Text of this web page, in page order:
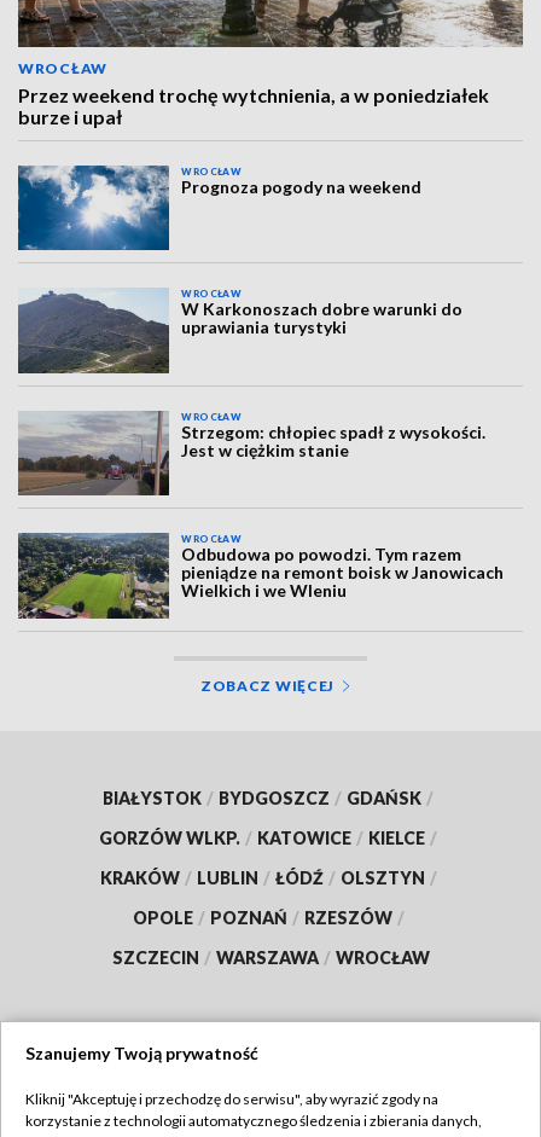
WROCŁAW
Przez weekend trochę wytchnienia, a w poniedziałek
burze i upał
WROCŁAW
Prognoza pogody na weekend
WROCŁAW
W Karkonoszach dobre warunki do
uprawiania turystyki
WROCŁAW
Strzegom: chłopiec spadł z wysokości.
Jest w ciężkim stanie
WROCŁAW
Odbudowa po powodzi. Tym razem
pieniądze na remont boisk w Janowicach
Wielkich i we Wleniu
ZOBACZ WIĘCEJ
BIAŁYSTOK / BYDGOSZCZ / GDAŃSK /
GORZÓW WLKP. / KATOWICE / KIELCE /
KRAKÓW / LUBLIN / ŁÓDŹ / OLSZTYN /
OPOLE / POZNAŃ / RZESZÓW /
SZCZECIN / WARSZAWA / WROCŁAW
TVP
Szanujemy Twoją prywatność
Kliknij "Akceptuję i przechodzę do serwisu", aby wyrazić zgody na
korzystanie z technologii automatycznego śledzenia i zbierania danych,